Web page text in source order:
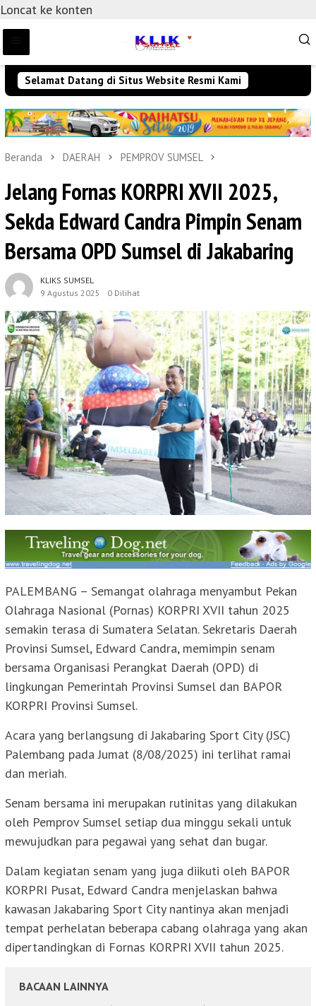
Loncat ke konten
Selamat Datang di Situs Website Resmi Kami
Beranda DAERAH PEMPROV SUMSEL
Jelang Fornas KORPRI XVII 2025,
Sekda Edward Candra Pimpin Senam
Bersama OPD Sumsel di Jakabaring
KLIKS SUMSEL
9 Agustus 2025
0 Dilihat
PALEMBANG – Semangat olahraga menyambut Pekan
Olahraga Nasional (Pornas) KORPRI XVII tahun 2025
semakin terasa di Sumatera Selatan. Sekretaris Daerah
Provinsi Sumsel, Edward Candra, memimpin senam
bersama Organisasi Perangkat Daerah (OPD) di
lingkungan Pemerintah Provinsi Sumsel dan BAPOR
KORPRI Provinsi Sumsel.
Acara yang berlangsung di Jakabaring Sport City (JSC)
Palembang pada Jumat (8/08/2025) ini terlihat ramai
dan meriah.
Senam bersama ini merupakan rutinitas yang dilakukan
oleh Pemprov Sumsel setiap dua minggu sekali untuk
mewujudkan para pegawai yang sehat dan bugar.
Dalam kegiatan senam yang juga diikuti oleh BAPOR
KORPRI Pusat, Edward Candra menjelaskan bahwa
kawasan Jakabaring Sport City nantinya akan menjadi
tempat perhelatan beberapa cabang olahraga yang akan
dipertandingkan di Fornas KORPRI XVII tahun 2025.
BACAAN LAINNYA